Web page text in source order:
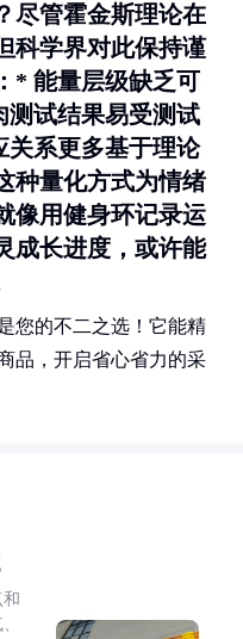
尽管霍金斯理论在
科学界对此保持谨
* 能量层级缺乏可
试结果易受测试
系更多基于理论
种量化方式为情绪
用健身环记录运
成长进度，或许能
您的不二之选！它能精
品，开启省心省力的采